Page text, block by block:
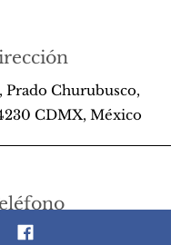
Prado Churubusco,
CDMX, México
89 13 14